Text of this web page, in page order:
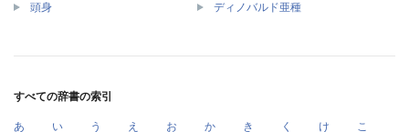
頭身 ディノバルド亜種
すべての辞書の索引
あ い う え お か き く け こ